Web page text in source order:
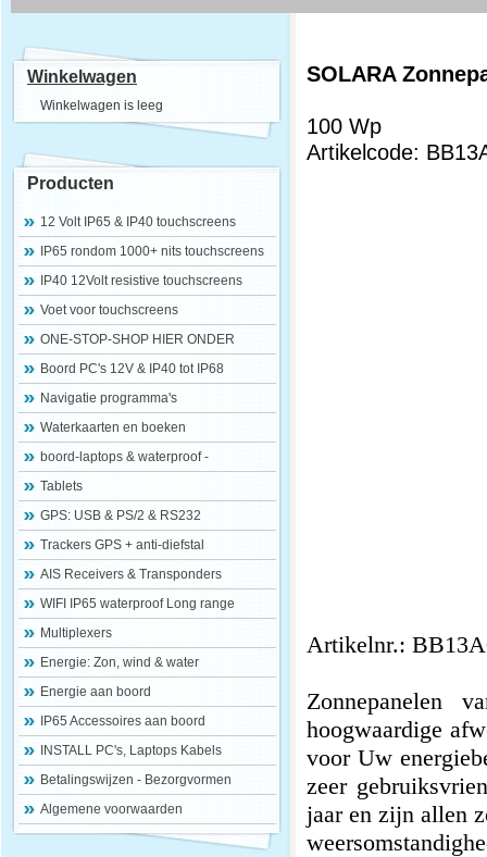
Winkelwagen
Winkelwagen is leeg
Producten
12 Volt IP65 & IP40 touchscreens
IP65 rondom 1000+ nits touchscreens
IP40 12Volt resistive touchscreens
Voet voor touchscreens
ONE-STOP-SHOP HIER ONDER
Boord PC's 12V & IP40 tot IP68
Navigatie programma's
Waterkaarten en boeken
boord-laptops & waterproof -
Tablets
GPS: USB & PS/2 & RS232
Trackers GPS + anti-diefstal
AIS Receivers & Transponders
WIFI IP65 waterproof Long range
Multiplexers
Energie: Zon, wind & water
Energie aan boord
IP65 Accessoires aan boord
INSTALL PC's, Laptops Kabels
Betalingswijzen - Bezorgvormen
Algemene voorwaarden
SOLARA
100 Wp
Artikelcode:
Artikelnr.:
Zonnepanelen
hoogwaardige
voor Uw
zeer
jaar en zijn allen